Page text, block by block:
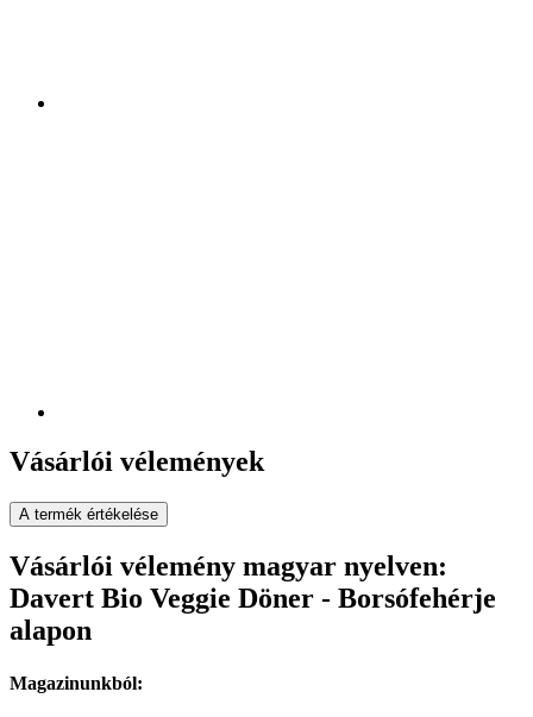
Vásárlói vélemények
A termék értékelése
Vásárlói vélemény magyar nyelven:
Davert Bio Veggie Döner - Borsófehérje
alapon
Magazinunkból: